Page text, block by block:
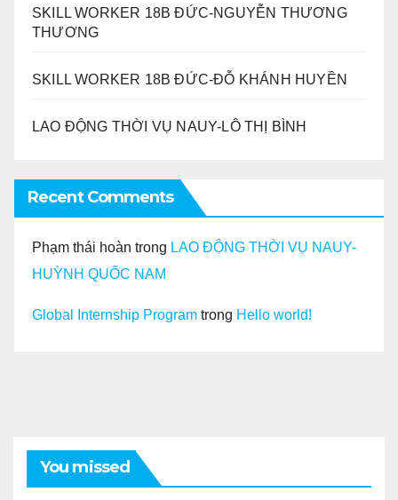
SKILL WORKER 18B ĐỨC-NGUYỄN THƯƠNG
THƯƠNG
SKILL WORKER 18B ĐỨC-ĐỖ KHÁNH HUYỀN
LAO ĐỘNG THỜI VỤ NAUY-LÔ THỊ BÌNH
Recent Comments
Phạm thái hoàn trong LAO ĐỘNG THỜI VỤ NAUY-
HUỲNH QUỐC NAM
Global Internship Program trong Hello world!
You missed